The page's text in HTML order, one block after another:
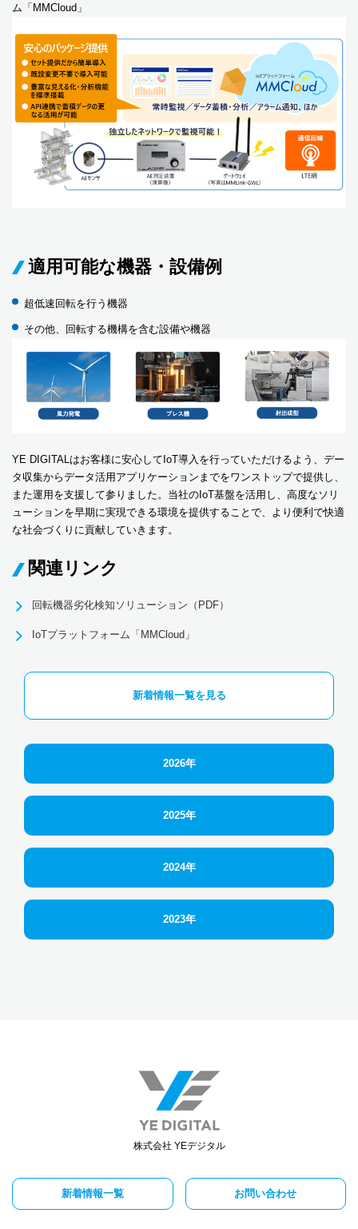
ム「MMCloud」
適用可能な機器・設備例
超低速回転を行う機器
その他、回転する機構を含む設備や機器
YE DIGITALはお客様に安心してIoT導入を行っていただけるよう、デー
タ収集からデータ活用アプリケーションまでをワンストップで提供し、
また運用を支援して参りました。当社のIoT基盤を活用し、高度なソリ
ューションを早期に実現できる環境を提供することで、より便利で快適
な社会づくりに貢献していきます。
関連リンク
回転機器劣化検知ソリューション（PDF）
IoTプラットフォーム「MMCloud」
新着情報一覧を見る
2026年
2025年
2024年
2023年
株式会社 YEデジタル
新着情報一覧 お問い合わせ